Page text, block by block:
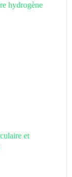
hydrogène
et